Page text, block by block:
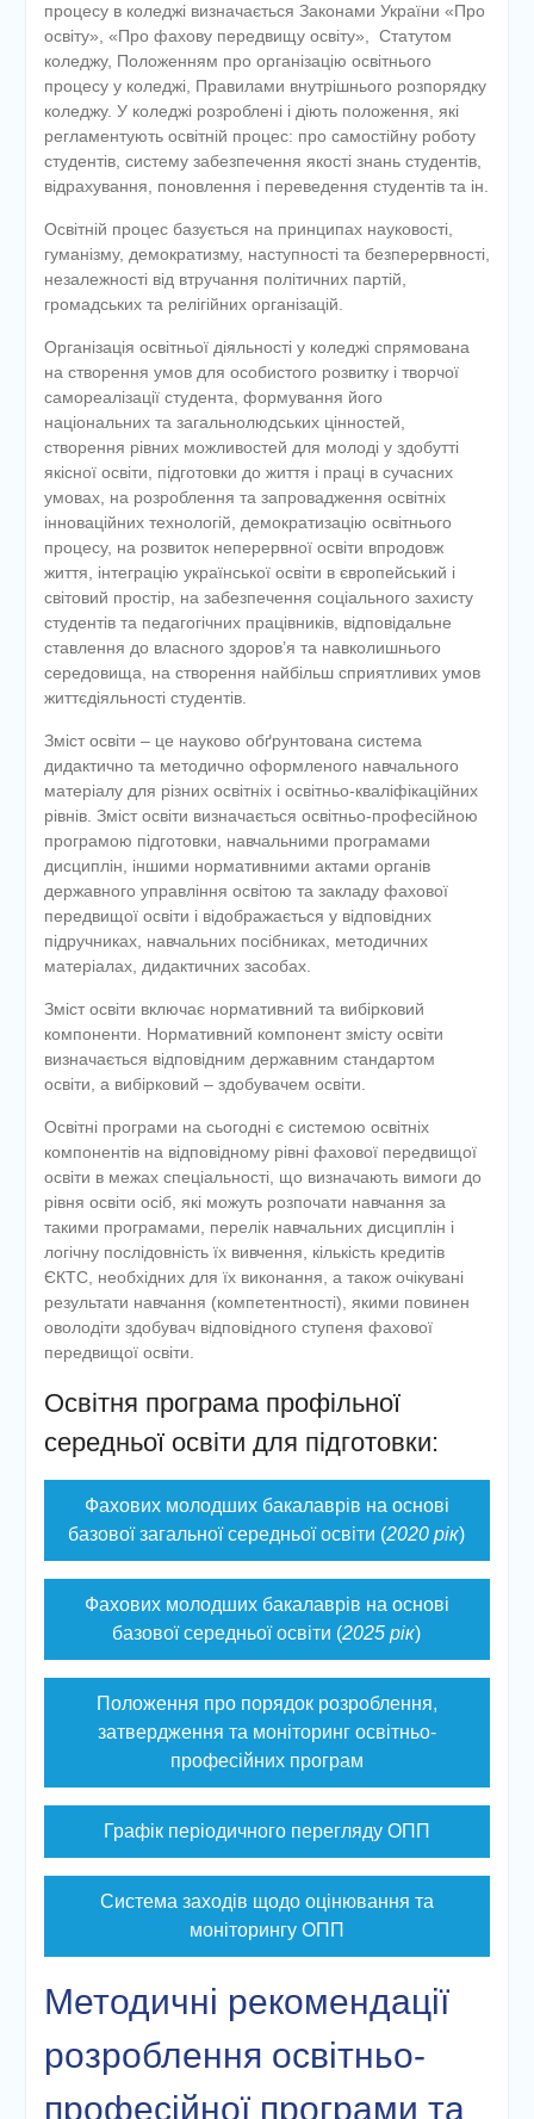
процесу в коледжі визначається Законами України «Про
освіту», «Про фахову передвищу освіту», Статутом
коледжу, Положенням про організацію освітнього
процесу у коледжі, Правилами внутрішнього розпорядку
коледжу. У коледжі розроблені і діють положення, які
регламентують освітній процес: про самостійну роботу
студентів, систему забезпечення якості знань студентів,
відрахування, поновлення і переведення студентів та ін.
Освітній процес базується на принципах науковості,
гуманізму, демократизму, наступності та безперервності,
незалежності від втручання політичних партій,
громадських та релігійних організацій.
Організація освітньої діяльності у коледжі спрямована
на створення умов для особистого розвитку і творчої
самореалізації студента, формування його
національних та загальнолюдських цінностей,
створення рівних можливостей для молоді у здобутті
якісної освіти, підготовки до життя і праці в сучасних
умовах, на розроблення та запровадження освітніх
інноваційних технологій, демократизацію освітнього
процесу, на розвиток неперервної освіти впродовж
життя, інтеграцію української освіти в європейський і
світовий простір, на забезпечення соціального захисту
студентів та педагогічних працівників, відповідальне
ставлення до власного здоров’я та навколишнього
середовища, на створення найбільш сприятливих умов
життєдіяльності студентів.
Зміст освіти – це науково обґрунтована система
дидактично та методично оформленого навчального
матеріалу для різних освітніх і освітньо-кваліфікаційних
рівнів. Зміст освіти визначається освітньо-професійною
програмою підготовки, навчальними програмами
дисциплін, іншими нормативними актами органів
державного управління освітою та закладу фахової
передвищої освіти і відображається у відповідних
підручниках, навчальних посібниках, методичних
матеріалах, дидактичних засобах.
Зміст освіти включає нормативний та вибірковий
компоненти. Нормативний компонент змісту освіти
визначається відповідним державним стандартом
освіти, а вибірковий – здобувачем освіти.
Освітні програми на сьогодні є системою освітніх
компонентів на відповідному рівні фахової передвищої
освіти в межах спеціальності, що визначають вимоги до
рівня освіти осіб, які можуть розпочати навчання за
такими програмами, перелік навчальних дисциплін і
логічну послідовність їх вивчення, кількість кредитів
ЄКТС, необхідних для їх виконання, а також очікувані
результати навчання (компетентності), якими повинен
оволодіти здобувач відповідного ступеня фахової
передвищої освіти.
Освітня програма профільної
середньої освіти для підготовки:
Фахових молодших бакалаврів на основі
базової загальної середньої освіти (2020 рік)
Фахових молодших бакалаврів на основі
базової середньої освіти (2025 рік)
Положення про порядок розроблення,
затвердження та моніторинг освітньо-
професійних програм
Графік періодичного перегляду ОПП
Система заходів щодо оцінювання та
моніторингу ОПП
Методичні рекомендації
розроблення освітньо-
професійної програми та